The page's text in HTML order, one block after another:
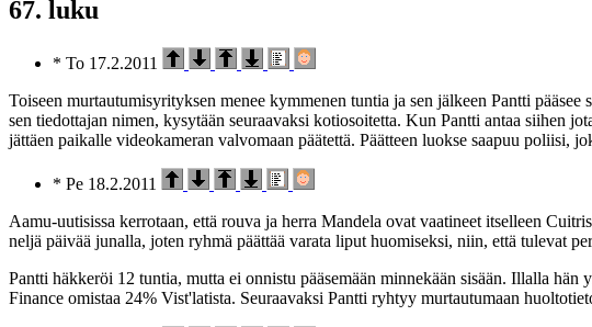
67. luku
* To 17.2.2011
Toiseen murtautumisyrityksen menee kymmenen tuntia ja sen jälkeen Pantti
sen tiedottajan nimen, kysytään seuraavaksi kotiosoitetta. Kun Pantti antaa siihen
jättäen paikalle videokameran valvomaan päätettä. Päätteen luokse saapuu poliisi,
* Pe 18.2.2011
Aamu-uutisissa kerrotaan, että rouva ja herra Mandela ovat vaatineet itselleen
neljä päivää junalla, joten ryhmä päättää varata liput huomiseksi, niin, että tulevat
Pantti häkkeröi 12 tuntia, mutta ei onnistu pääsemään minnekään sisään. Illalla
Finance omistaa 24% Vist'latista. Seuraavaksi Pantti ryhtyy murtautumaan